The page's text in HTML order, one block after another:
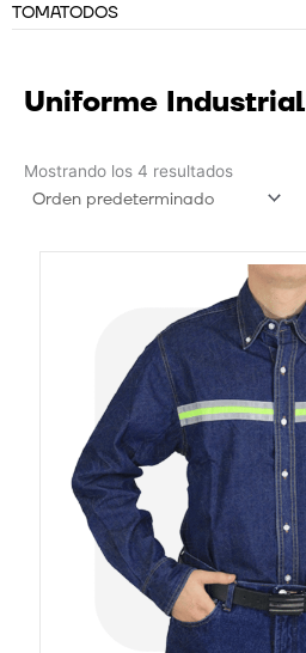
TOMATODOS
Uniforme Industrial
Mostrando los 4 resultados